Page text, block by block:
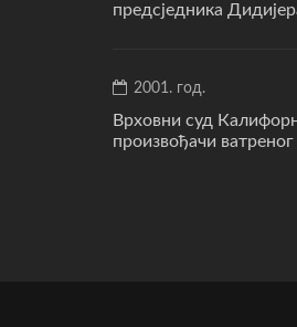
предсједника
2001. год.
Врховни суд
произвођачи